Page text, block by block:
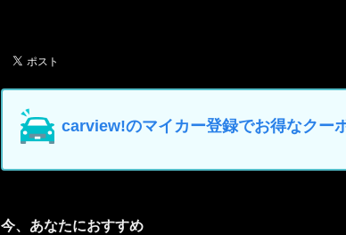
carview!のマイカー登録でお得なクー
今、あなたにおすすめ